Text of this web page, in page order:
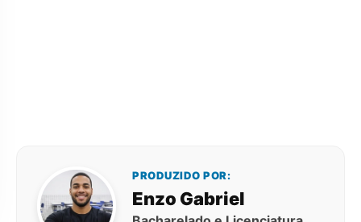
PRODUZIDO POR:
Enzo Gabriel